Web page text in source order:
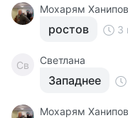
Мохарям Ханипов
ростов 3
Св Светлана
Западнее
Мохарям Ханипов